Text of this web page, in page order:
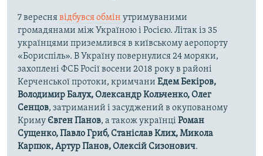
7 вереснявідбувся обмін утримуваними
громадянами між Україною і Росією. Літак із 35
українцями приземлився в київському аеропорту
«Бориспіль». В Україну повернулися 24 моряки,
захоплені ФСБ Росії восени 2018 року в районі
Керченської протоки, кримчани Едем Бекіров,
Володимир Балух, Олександр Кольченко, Олег
Сенцов, затриманий і засуджений в окупованому
КримуЄвген Панов, а також українці Роман
Сущенко, Павло Гриб, Станіслав Клих, Микола
Карпюк, Артур Панов, Олексій Сизонович.